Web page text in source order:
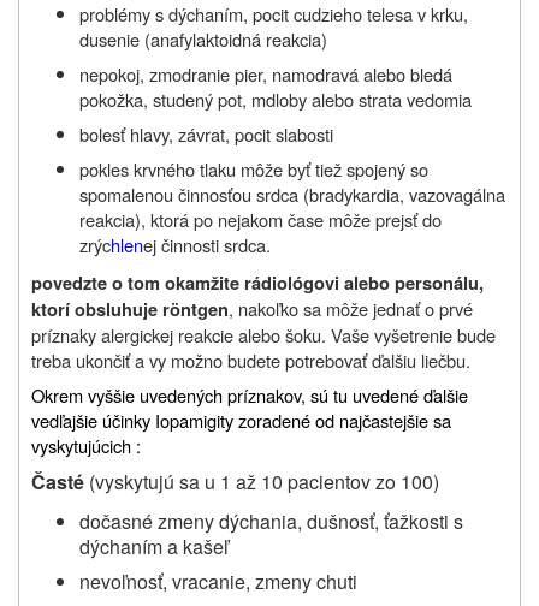
problémy s dýchaním, pocit cudzieho telesa v krku,
dusenie (anafylaktoidná reakcia)
nepokoj, zmodranie pier, namodravá alebo bledá
pokožka, studený pot, mdloby alebo strata vedomia
bolesť hlavy, závrat, pocit slabosti
pokles krvného tlaku môže byť tiež spojený so
spomalenou činnosťou srdca (bradykardia, vazovagálna
reakcia), ktorá po nejakom čase môže prejsť do
zrýchlenej činnosti srdca.
povedzte o tom okamžite rádiológovi alebo personálu,
ktorí obsluhuje röntgen, nakoľko sa môže jednať o prvé
príznaky alergickej reakcie alebo šoku. Vaše vyšetrenie bude
treba ukončiť a vy možno budete potrebovať ďalšiu liečbu.
Okrem vyššie uvedených príznakov, sú tu uvedené ďalšie
vedľajšie účinky Iopamigity zoradené od najčastejšie sa
vyskytujúcich :
Časté (vyskytujú sa u 1 až 10 pacientov zo 100)
dočasné zmeny dýchania, dušnosť, ťažkosti s
dýchaním a kašeľ
nevoľnosť, vracanie, zmeny chuti